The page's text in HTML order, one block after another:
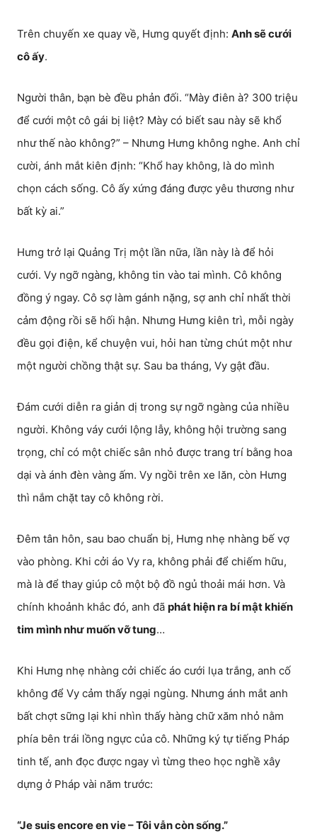
Trên chuyến xe quay về, Hưng quyết định: Anh sẽ cưới
cô ấy.
Người thân, bạn bè đều phản đối. “Mày điên à? 300 triệu
để cưới một cô gái bị liệt? Mày có biết sau này sẽ khổ
như thế nào không?” – Nhưng Hưng không nghe. Anh chỉ
cười, ánh mắt kiên định: “Khổ hay không, là do mình
chọn cách sống. Cô ấy xứng đáng được yêu thương như
bất kỳ ai.”
Hưng trở lại Quảng Trị một lần nữa, lần này là để hỏi
cưới. Vy ngỡ ngàng, không tin vào tai mình. Cô không
đồng ý ngay. Cô sợ làm gánh nặng, sợ anh chỉ nhất thời
cảm động rồi sẽ hối hận. Nhưng Hưng kiên trì, mỗi ngày
đều gọi điện, kể chuyện vui, hỏi han từng chút một như
một người chồng thật sự. Sau ba tháng, Vy gật đầu.
Đám cưới diễn ra giản dị trong sự ngỡ ngàng của nhiều
người. Không váy cưới lộng lẫy, không hội trường sang
trọng, chỉ có một chiếc sân nhỏ được trang trí bằng hoa
dại và ánh đèn vàng ấm. Vy ngồi trên xe lăn, còn Hưng
thì nắm chặt tay cô không rời.
Đêm tân hôn, sau bao chuẩn bị, Hưng nhẹ nhàng bế vợ
vào phòng. Khi cởi áo Vy ra, không phải để chiếm hữu,
mà là để thay giúp cô một bộ đồ ngủ thoải mái hơn. Và
chính khoảnh khắc đó, anh đã phát hiện ra bí mật khiến
tim mình như muốn vỡ tung…
Khi Hưng nhẹ nhàng cởi chiếc áo cưới lụa trắng, anh cố
không để Vy cảm thấy ngại ngùng. Nhưng ánh mắt anh
bất chợt sững lại khi nhìn thấy hàng chữ xăm nhỏ nằm
phía bên trái lồng ngực của cô. Những ký tự tiếng Pháp
tinh tế, anh đọc được ngay vì từng theo học nghề xây
dựng ở Pháp vài năm trước:
“Je suis encore en vie – Tôi vẫn còn sống.”